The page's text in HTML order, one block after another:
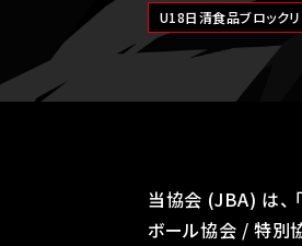
U18日清食品ブロック
当協会 (JBA) は、
ボール協会 / 特別